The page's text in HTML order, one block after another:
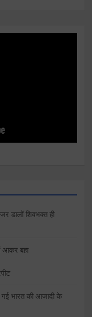
डालों शिवभक्त ही
आकर बहा
गई भारत की आजादी के